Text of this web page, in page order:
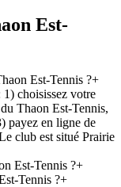
Est-
Est-Tennis ?+
choisissez votre
Thaon Est-Tennis,
payez en ligne de
club est situé Prairie
Est-Tennis ?+
Tennis ?+